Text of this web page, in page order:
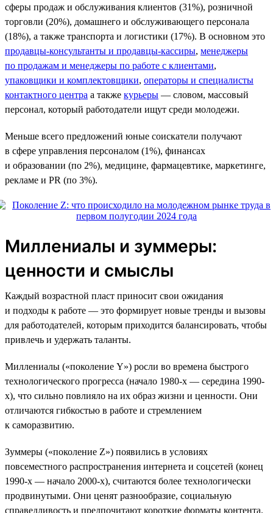
сферы продаж и обслуживания клиентов (31%), розничной
торговли (20%), домашнего и обслуживающего персонала
(18%), а также транспорта и логистики (17%). В основном это
продавцы-консультанты и продавцы-кассиры, менеджеры
по продажам и менеджеры по работе с клиентами,
упаковщики и комплектовщики, операторы и специалисты
контактного центра а также курьеры — словом, массовый
персонал, который работодатели ищут среди молодежи.
Меньше всего предложений юные соискатели получают
в сфере управления персоналом (1%), финансах
и образовании (по 2%), медицине, фармацевтике, маркетинге,
рекламе и PR (по 3%).
Миллениалы и зуммеры:
ценности и смыслы
Каждый возрастной пласт приносит свои ожидания
и подходы к работе — это формирует новые тренды и вызовы
для работодателей, которым приходится балансировать, чтобы
привлечь и удержать таланты.
Миллениалы («поколение Y») росли во времена быстрого
технологического прогресса (начало 1980-х — середина 1990-
х), что сильно повлияло на их образ жизни и ценности. Они
отличаются гибкостью в работе и стремлением
к саморазвитию.
Зуммеры («поколение Z») появились в условиях
повсеместного распространения интернета и соцсетей (конец
1990-х — начало 2000-х), считаются более технологически
продвинутыми. Они ценят разнообразие, социальную
справедливость и предпочитают короткие форматы контента.